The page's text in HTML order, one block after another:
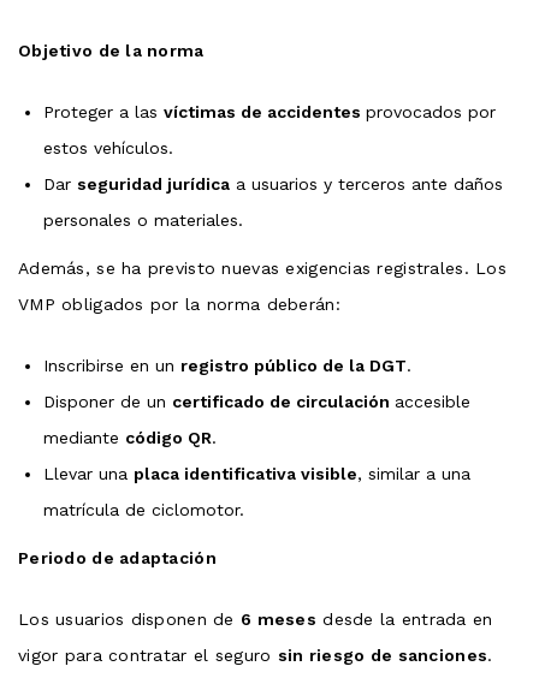
Objetivo de la norma
Proteger a las víctimas de accidentes provocados por
estos vehículos.
Dar seguridad jurídica a usuarios y terceros ante daños
personales o materiales.
Además, se ha previsto nuevas exigencias registrales. Los
VMP obligados por la norma deberán:
Inscribirse en un registro público de la DGT.
Disponer de un certificado de circulación accesible
mediante código QR.
Llevar una placa identificativa visible, similar a una
matrícula de ciclomotor.
Periodo de adaptación
Los usuarios disponen de 6 meses desde la entrada en
vigor para contratar el seguro sin riesgo de sanciones.